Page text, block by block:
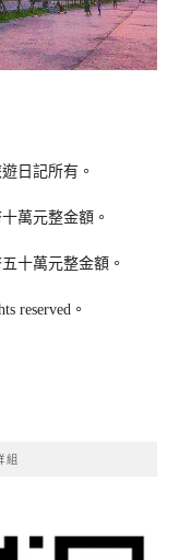
日記所有。
萬元整金額。
十萬元整金額。
reserved。
組